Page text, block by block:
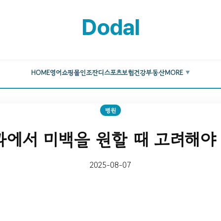
Dodal
HOME영어쇼핑몰인조잔디스포츠보험건강부동산MORE ▼
병원
에서 미백을 원할 때 고려해
2025-08-07